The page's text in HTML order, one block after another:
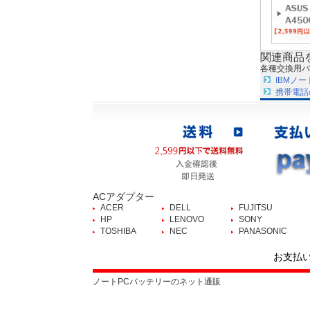
関連商品
各種交換用
IBMノ
携帯電
ACアダプター
ACER DELL
FUJITSU
HP
LENOVO
SONY
TOSHIBA
NEC PANASONIC
お支払
ノートPCバッテリーのネット通販